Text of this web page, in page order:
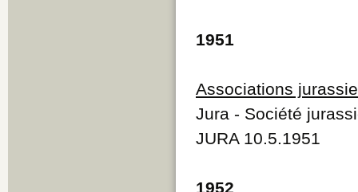
1951
Associations
Jura - Société
JURA 10.5.1951
1952